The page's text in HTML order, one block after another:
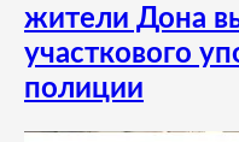
жители Дона
участкового
полиции